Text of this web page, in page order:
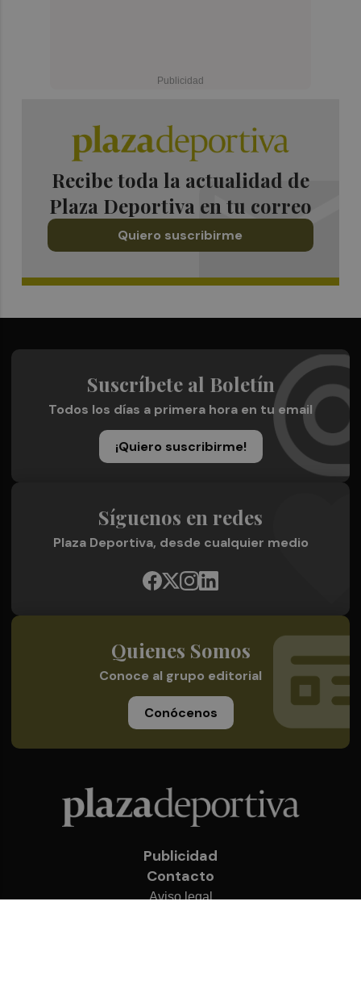
Recibe toda la actualidad de
Plaza Deportiva en tu correo
Quiero suscribirme
Suscríbete al Boletín
Todos los días a primera hora en tu email
¡Quiero suscribirme!
Síguenos en redes
Plaza Deportiva, desde cualquier medio
Quienes Somos
Conoce al grupo editorial
Conócenos
Publicidad
Contacto
Aviso legal